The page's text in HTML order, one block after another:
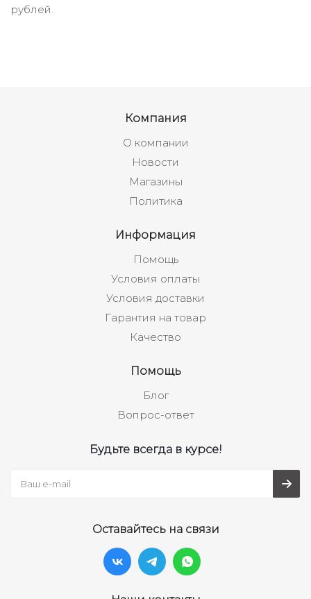
рублей.
Компания
О компании
Новости
Магазины
Политика
Информация
Помощь
Условия оплаты
Условия доставки
Гарантия на товар
Качество
Помощь
Блог
Вопрос-ответ
Будьте всегда в курсе!
Оставайтесь на связи